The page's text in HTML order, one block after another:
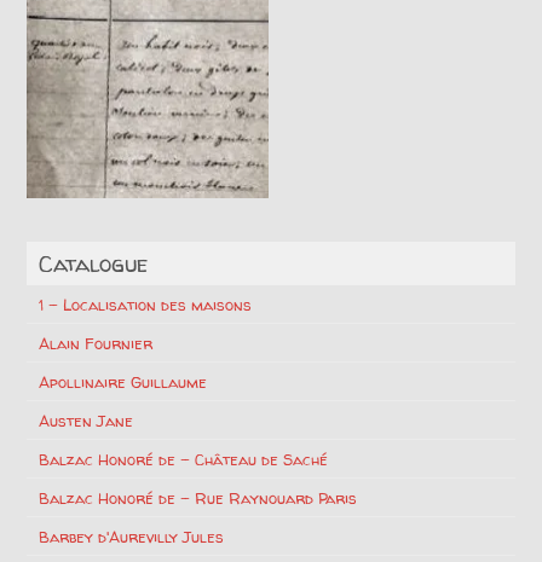
Catalogue
1 – Localisation des maisons
Alain Fournier
Apollinaire Guillaume
Austen Jane
Balzac Honoré de – Château de Saché
Balzac Honoré de – Rue Raynouard Paris
Barbey d'Aurevilly Jules